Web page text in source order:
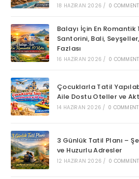
18 HAZIRAN 2026 / 0
Balayı İçin En
Santorini, Bali,
Fazlası
16 HAZIRAN 2026 / 0
Çocuklarla Tatil
Aile Dostu Oteller ve
14 HAZIRAN 2026 / 0
3 Günlük Tatil Planı –
ve Huzurlu Adresler
12 HAZIRAN 2026 / 0